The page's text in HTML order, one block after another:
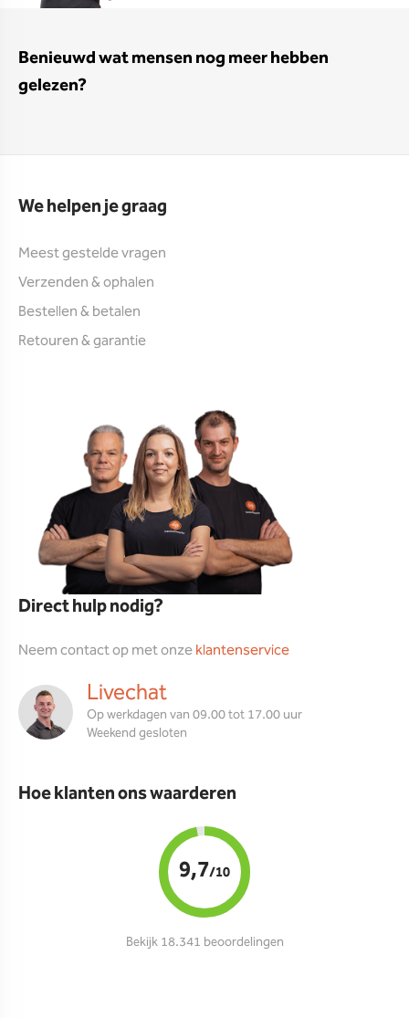
Benieuwd wat mensen nog meer hebben
gelezen?
We helpen je graag
Meest gestelde vragen
Verzenden & ophalen
Bestellen & betalen
Retouren & garantie
Direct hulp nodig?
Neem contact op met onzeklantenservice
Livechat
Op werkdagen van 09.00 tot 17.00 uur
Weekend gesloten
Hoe klanten ons waarderen
9,7/10
Bekijk 18.341 beoordelingen